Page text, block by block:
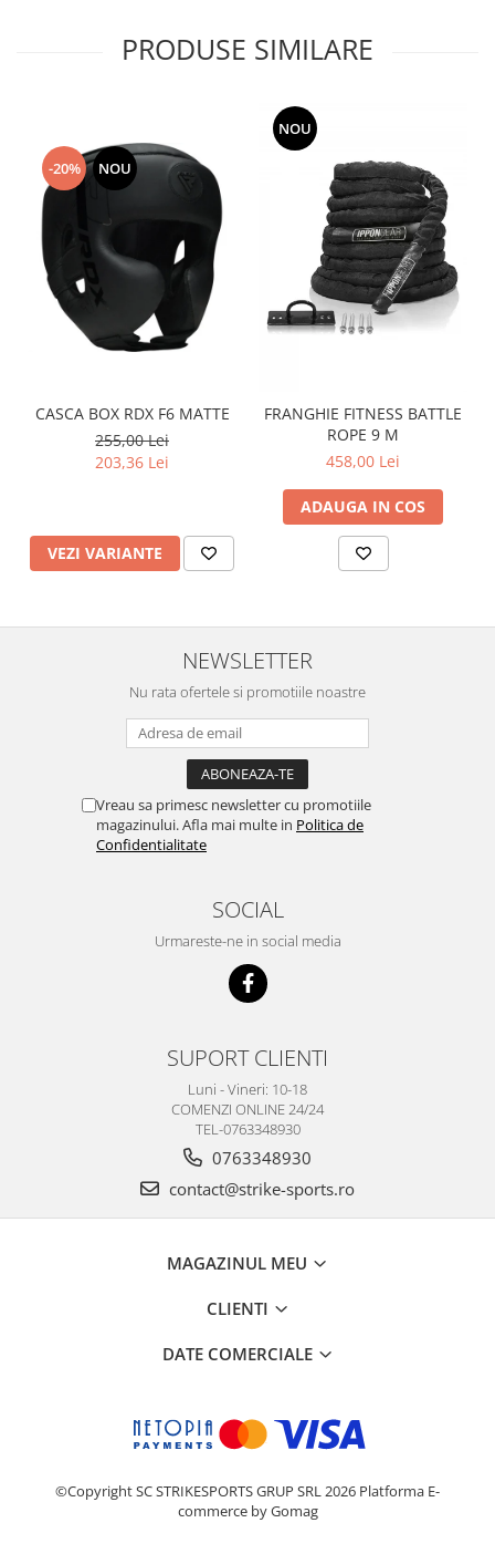
PRODUSE SIMILARE
-20% NOU
CASCA BOX RDX F6 MATTE
255,00 Lei
203,36 Lei
VEZI VARIANTE
NOU
FRANGHIE FITNESS BATTLE
ROPE 9 M
458,00 Lei
ADAUGA IN COS
NEWSLETTER
Nu rata ofertele si promotiile noastre
Vreau sa primesc newsletter cu promotiile
magazinului. Afla mai multe in Politica de
Confidentialitate
SOCIAL
Urmareste-ne in social media
SUPORT CLIENTI
Luni - Vineri: 10-18
COMENZI ONLINE 24/24
TEL-0763348930
0763348930
contact@strike-sports.ro
MAGAZINUL MEU
CLIENTI
DATE COMERCIALE
©Copyright SC STRIKESPORTS GRUP SRL 2026 Platforma E-
commerce by Gomag